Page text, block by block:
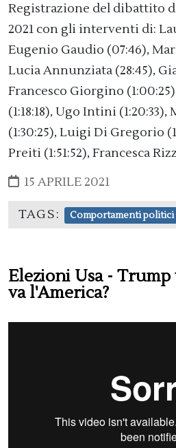
Registrazione del dibattito
2021 con gli interventi di:
Eugenio Gaudio (07:46​),
Lucia Annunziata (28:45​),
Francesco Giorgino
(1:18:18​), Ugo Intini
(1:30:25​), Luigi Di Gregorio
Preiti (1:51:52​), Francesca
15 APRILE 2021
TAGS: Comportamenti politici
Elezioni Usa - Trump
va l'America?